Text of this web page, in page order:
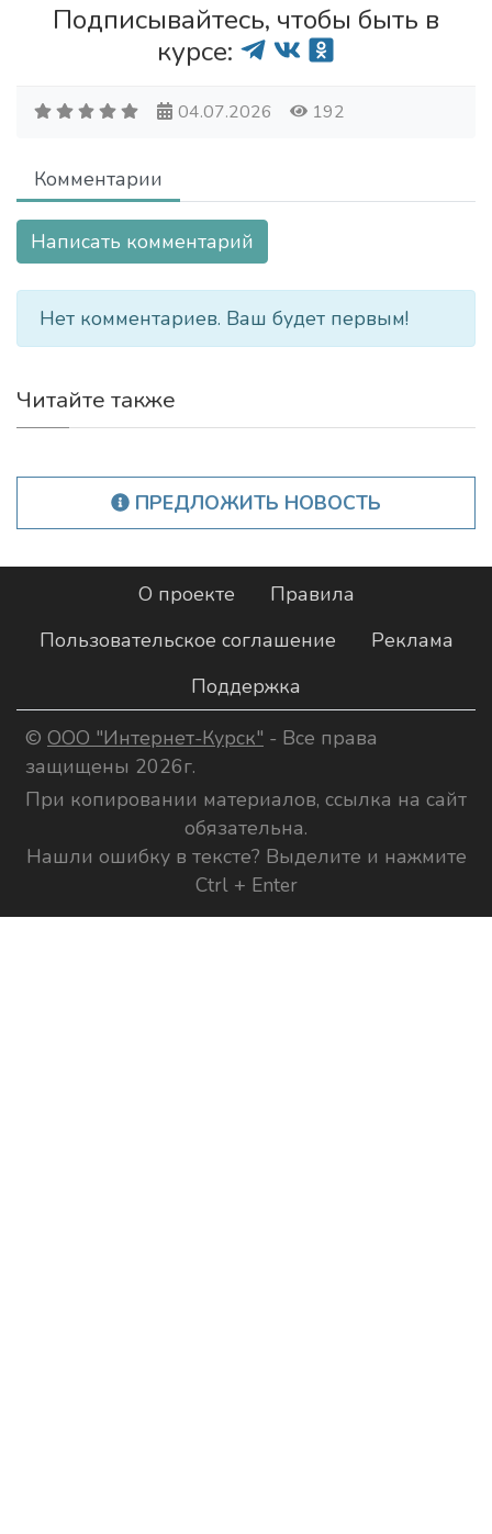
Подписывайтесь, чтобы быть в
курсе:
04.07.2026 192
Комментарии
Написать комментарий
Нет комментариев. Ваш будет первым!
Читайте также
ПРЕДЛОЖИТЬ НОВОСТЬ
О проекте
Правила
Пользовательское соглашение
Реклама
Поддержка
© ООО "Интернет-Курск" - Все права
защищены 2026г.
При копировании материалов, ссылка на сайт
обязательна.
Нашли ошибку в тексте? Выделите и нажмите
Ctrl + Enter